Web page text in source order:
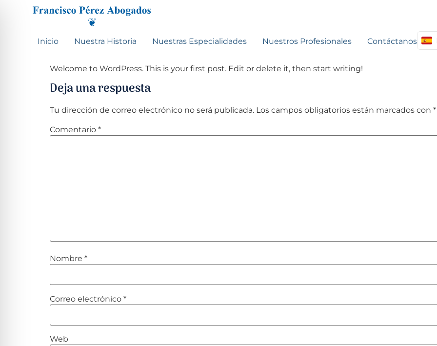
Inicio Nuestra Historia Nuestras Especialidades Nuestros Profesionales Contáctanos
Welcome to WordPress. This is your first post. Edit or delete it, then start writing!
Deja una respuesta
Tu dirección de correo electrónico no será publicada. Los campos obligatorios están marcados con *
Comentario *
Nombre *
Correo electrónico *
Web